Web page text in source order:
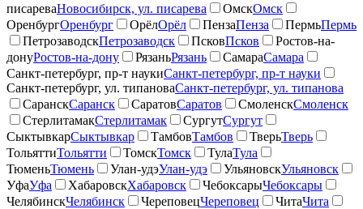
писареваНовосибирск, ул. писарева ОмскОмск
ОренбургОренбург ОрёлОрёл ПензаПенза ПермьПермь
ПетрозаводскПетрозаводск ПсковПсков
Ростов-на-
донуРостов-на-дону РязаньРязань СамараСамара
Санкт-петербург, пр-т наукиСанкт-петербург, пр-т науки
Санкт-петербург, ул. типановаСанкт-петербург, ул. типанова
СаранскСаранск СаратовСаратов СмоленскСмоленск
СтерлитамакСтерлитамак СургутСургут
СыктывкарСыктывкар ТамбовТамбов ТверьТверь
ТольяттиТольятти ТомскТомск ТулаТула
ТюменьТюмень Улан-удэУлан-удэ УльяновскУльяновск
УфаУфа ХабаровскХабаровск ЧебоксарыЧебоксары
ЧелябинскЧелябинск ЧереповецЧереповец ЧитаЧита